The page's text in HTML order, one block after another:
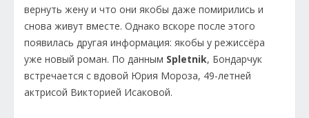
вернуть жену и что они якобы даже помирились и
снова живут вместе. Однако вскоре после этого
появилась другая информация: якобы у режиссёра
уже новый роман. По данным Spletnik, Бондарчук
встречается с вдовой Юрия Мороза, 49-летней
актрисой Викторией Исаковой.